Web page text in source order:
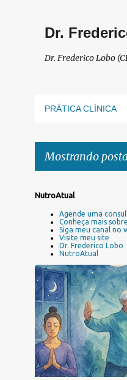
Dr.
Dr. Frederico Lobo
PRÁTICA CLÍNICA
Mostrando
P
e
n
s
NutroAtual
Agende uma
Conheça mais
Siga meu canal no
Visite meu site
Dr. Frederico Lobo
NutroAtual
CAMINHADA